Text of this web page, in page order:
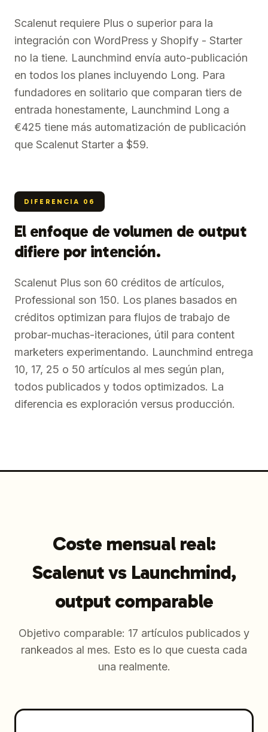
Scalenut requiere Plus o superior para la
integración con WordPress y Shopify - Starter
no la tiene. Launchmind envía auto-publicación
en todos los planes incluyendo Long. Para
fundadores en solitario que comparan tiers de
entrada honestamente, Launchmind Long a
€425 tiene más automatización de publicación
que Scalenut Starter a $59.
DIFERENCIA 06
El enfoque de volumen de output
difiere por intención.
Scalenut Plus son 60 créditos de artículos,
Professional son 150. Los planes basados en
créditos optimizan para flujos de trabajo de
probar-muchas-iteraciones, útil para content
marketers experimentando. Launchmind entrega
10, 17, 25 o 50 artículos al mes según plan,
todos publicados y todos optimizados. La
diferencia es exploración versus producción.
Coste mensual real:
Scalenut vs Launchmind,
output comparable
Objetivo comparable: 17 artículos publicados y
rankeados al mes. Esto es lo que cuesta cada
una realmente.